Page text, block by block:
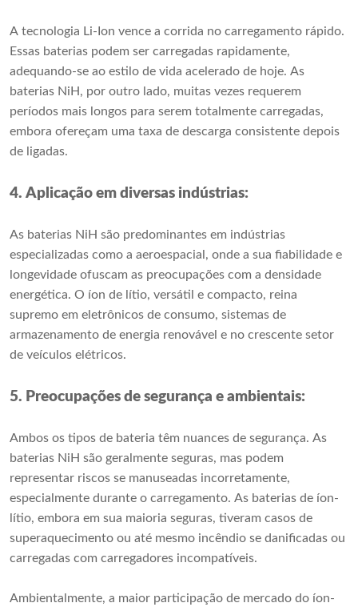
A tecnologia Li-Ion vence a corrida no carregamento rápido.
Essas baterias podem ser carregadas rapidamente,
adequando-se ao estilo de vida acelerado de hoje. As
baterias NiH, por outro lado, muitas vezes requerem
períodos mais longos para serem totalmente carregadas,
embora ofereçam uma taxa de descarga consistente depois
de ligadas.
4. Aplicação em diversas indústrias:
As baterias NiH são predominantes em indústrias
especializadas como a aeroespacial, onde a sua fiabilidade e
longevidade ofuscam as preocupações com a densidade
energética. O íon de lítio, versátil e compacto, reina
supremo em eletrônicos de consumo, sistemas de
armazenamento de energia renovável e no crescente setor
de veículos elétricos.
5. Preocupações de segurança e ambientais:
Ambos os tipos de bateria têm nuances de segurança. As
baterias NiH são geralmente seguras, mas podem
representar riscos se manuseadas incorretamente,
especialmente durante o carregamento. As baterias de íon-
lítio, embora em sua maioria seguras, tiveram casos de
superaquecimento ou até mesmo incêndio se danificadas ou
carregadas com carregadores incompatíveis.
Ambientalmente, a maior participação de mercado do íon-